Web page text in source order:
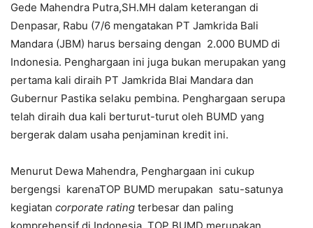
Gede Mahendra Putra,SH.MH dalam keterangan di
Denpasar, Rabu (7/6 mengatakan PT Jamkrida Bali
Mandara (JBM) harus bersaing dengan 2.000 BUMD di
Indonesia. Penghargaan ini juga bukan merupakan yang
pertama kali diraih PT Jamkrida Blai Mandara dan
Gubernur Pastika selaku pembina. Penghargaan serupa
telah diraih dua kali berturut-turut oleh BUMD yang
bergerak dalam usaha penjaminan kredit ini.
Menurut Dewa Mahendra, Penghargaan ini cukup
bergengsi karenaTOP BUMD merupakan satu-satunya
kegiatan corporate rating terbesar dan paling